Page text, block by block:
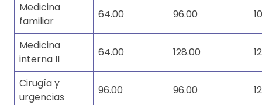
Medicina
familiar
64.00 96.00
Medicina
interna II
64.00 128.00
Cirugía y
urgencias
96.00 96.00